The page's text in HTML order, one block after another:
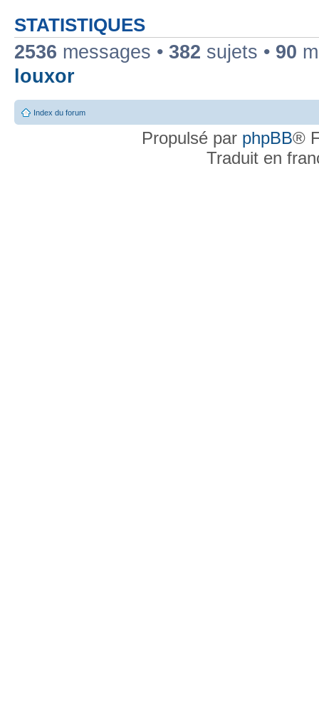
STATISTIQUES
2536 messages • 382 sujets • 90
louxor
Index du forum
Propulsé par phpBB®
Traduit en